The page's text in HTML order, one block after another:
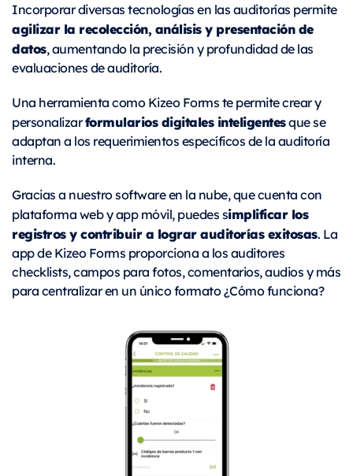
Incorporar diversas tecnologías en las auditorías permite
agilizar la recolección, análisis y presentación de
datos, aumentando la precisión y profundidad de las
evaluaciones de auditoría.
Una herramienta como Kizeo Forms te permite crear y
personalizarformularios digitales inteligentesque se
adaptan a los requerimientos específicos de la auditoría
interna.
Gracias a nuestro software en la nube, que cuenta con
plataforma web y app móvil, puedes simplificar los
registros y contribuir a lograr auditorías exitosas. La
app de Kizeo Forms proporciona a los auditores
checklists, campos para fotos, comentarios, audios y más
para centralizar en un único formato ¿Cómo funciona?